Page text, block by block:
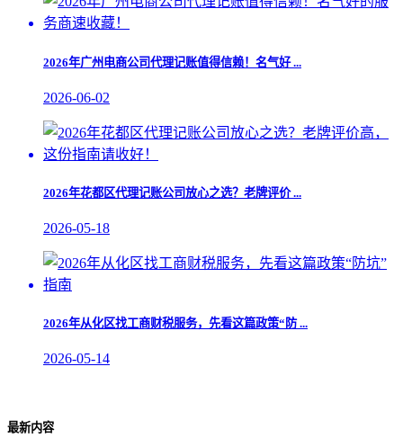
​2026年广州电商公司代理记账值得信赖！名气好 ...
2026-06-02
​2026年花都区代理记账公司放心之选？老牌评价 ...
2026-05-18
2026年从化区找工商财税服务，先看这篇政策“防 ...
2026-05-14
最新内容